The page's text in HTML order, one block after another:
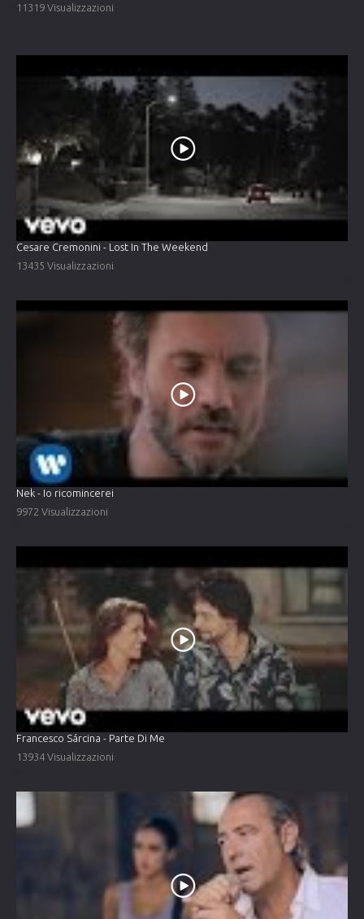
11319 Visualizzazioni
Cesare Cremonini - Lost In The Weekend
13435 Visualizzazioni
Nek - Io ricomincerei
9972 Visualizzazioni
Francesco Sárcina - Parte Di Me
13934 Visualizzazioni